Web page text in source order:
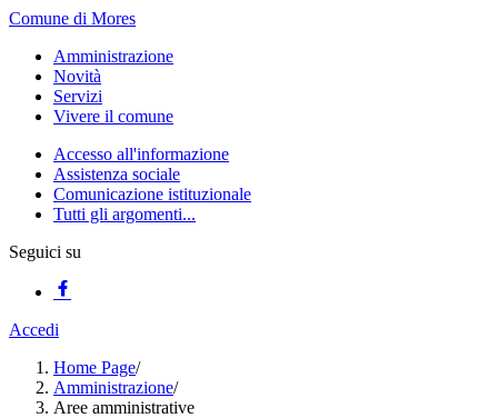
Comune di Mores
Amministrazione
Novità
Servizi
Vivere il comune
Accesso all'informazione
Assistenza sociale
Comunicazione istituzionale
Tutti gli argomenti...
Seguici su
Accedi
Home Page/
Amministrazione/
Aree amministrative